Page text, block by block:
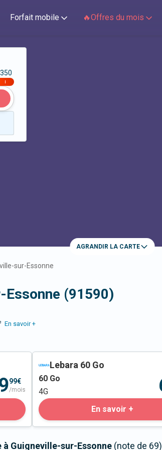
Forfait mobile 🔥Offres du mois
|
350
AGRANDIR LA CARTE
sur-Essonne
(91590)
En savoir +
99€
/mois
Lebara 60 Go
60 Go
4G
En savoir +
à Guigneville-sur-Essonne (note de